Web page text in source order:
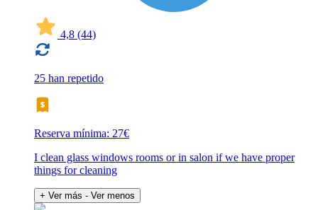
4,8 (44)
25 han repetido
Reserva mínima: 27€
I clean glass windows rooms or in salon if we have proper
things for cleaning
+ Ver más - Ver menos